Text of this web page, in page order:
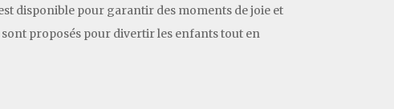
disponible pour garantir des moments de joie et
sont proposés pour divertir les enfants tout en